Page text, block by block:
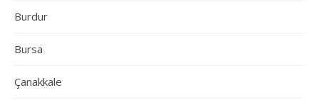
Burdur
Bursa
Çanakkale